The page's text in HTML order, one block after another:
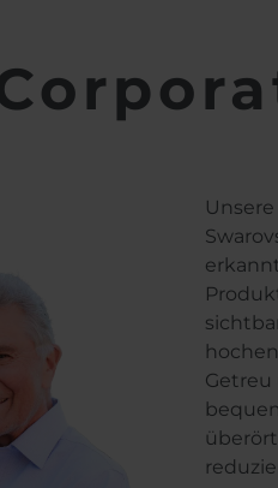
Getreu